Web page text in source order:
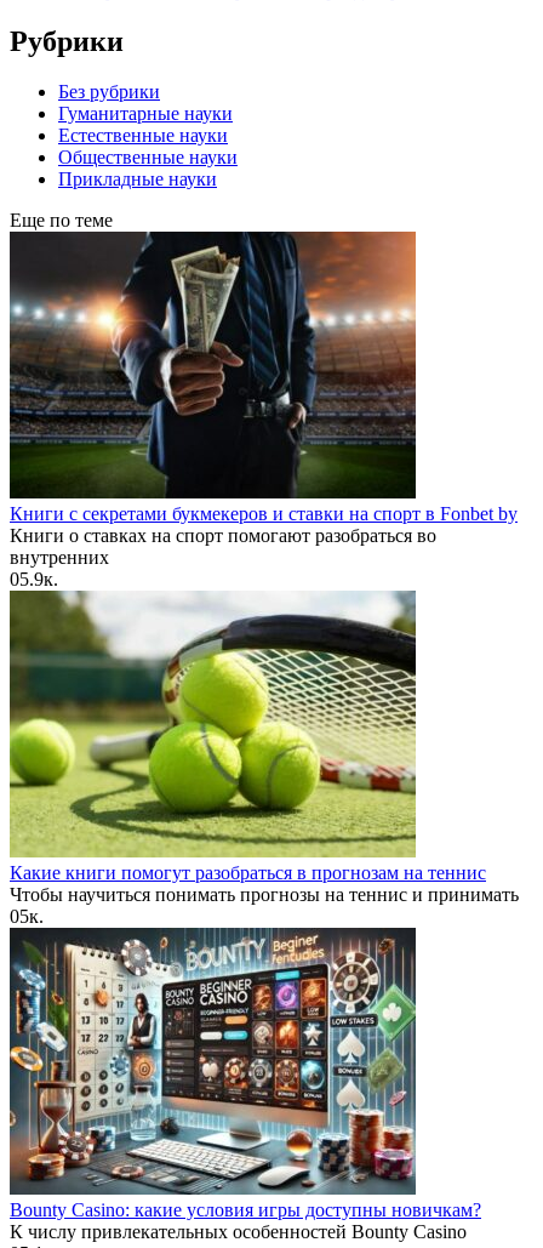
Рубрики
Без рубрики
Гуманитарные науки
Естественные науки
Общественные науки
Прикладные науки
Еще по теме
Книги с секретами букмекеров и ставки на спорт в Fonbet by
Книги о ставках на спорт помогают разобраться во
внутренних
05.9к.
Какие книги помогут разобраться в прогнозам на теннис
Чтобы научиться понимать прогнозы на теннис и принимать
05к.
Bounty Casino: какие условия игры доступны новичкам?
К числу привлекательных особенностей Bounty Casino